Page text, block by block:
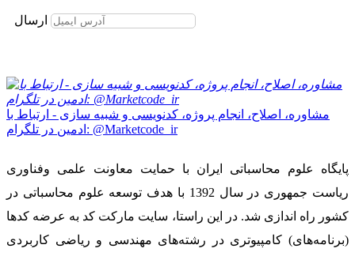
ارسال
مشاوره، اصلاح، انجام پروژه، کدنویسی و شبیه سازی - ارتباط با
ادمین در تلگرام: @Marketcode_ir
پایگاه علوم محاسباتی ایران با حمایت معاونت علمی وفناوری
ریاست جمهوری در سال 1392 با هدف توسعه علوم محاسباتی در
کشور راه اندازی شد. در این راستا، سایت مارکت کد به عرضه کدها
(برنامه‌های) کامپیوتری در رشته‌های مهندسی و ریاضی کاربردی